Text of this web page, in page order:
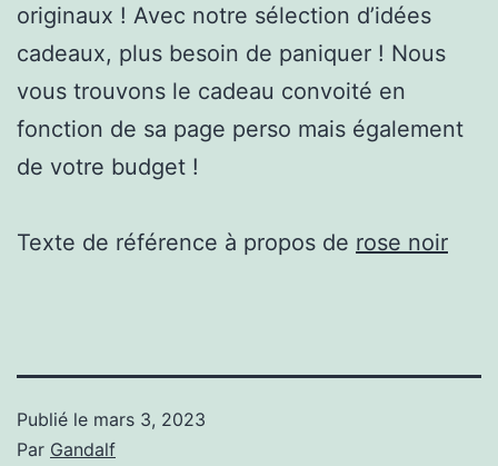
originaux ! Avec notre sélection d’idées
cadeaux, plus besoin de paniquer ! Nous
vous trouvons le cadeau convoité en
fonction de sa page perso mais également
de votre budget !
Texte de référence à propos de rose noir
Publié le mars 3, 2023
Par Gandalf